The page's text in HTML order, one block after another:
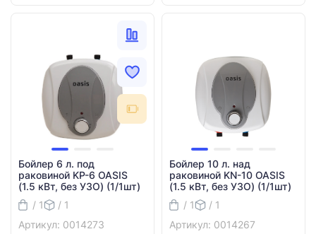
Бойлер 6 л. под
раковиной KP-6 OASIS
(1.5 кВт, без УЗО) (1/1шт)
/ 1
/ 1
Артикул: 0014273
Бойлер 10 л. над
раковиной KN-10 OASIS
(1.5 кВт, без УЗО) (1/1шт)
/ 1
/ 1
Артикул: 0014267